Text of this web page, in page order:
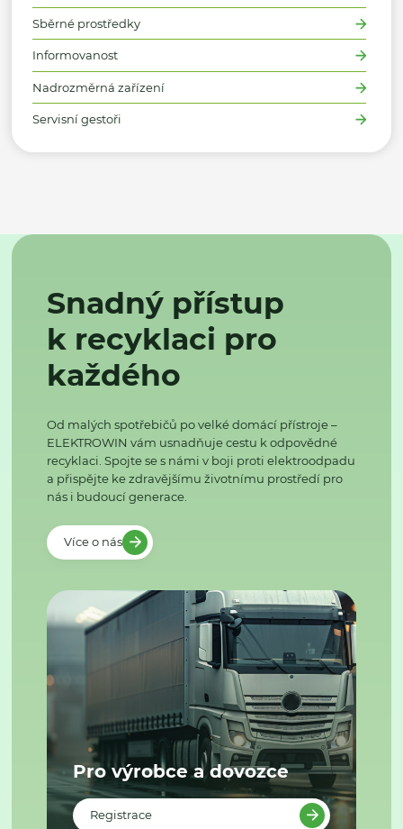
Sběrné prostředky
Informovanost
Nadrozměrná zařízení
Servisní gestoři
Snadný přístup
k recyklaci pro
každého
Od malých spotřebičů po velké domácí přístroje –
ELEKTROWIN vám usnadňuje cestu k odpovědné
recyklaci. Spojte se s námi v boji proti elektroodpadu
a přispějte ke zdravějšímu životnímu prostředí pro
nás i budoucí generace.
Více o nás
Pro výrobce a dovozce
Registrace